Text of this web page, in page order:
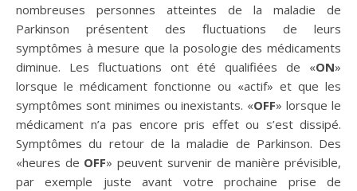
nombreuses personnes atteintes de la maladie de
Parkinson présentent des fluctuations de leurs
symptômes à mesure que la posologie des médicaments
diminue. Les fluctuations ont été qualifiées de «ON»
lorsque le médicament fonctionne ou «actif» et que les
symptômes sont minimes ou inexistants. «OFF» lorsque le
médicament n’a pas encore pris effet ou s’est dissipé.
Symptômes du retour de la maladie de Parkinson. Des
«heures de OFF» peuvent survenir de manière prévisible,
par exemple juste avant votre prochaine prise de